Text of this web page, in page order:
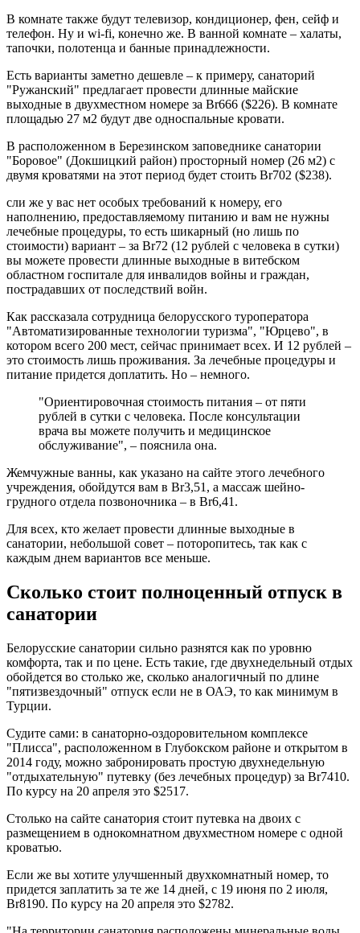
В комнате также будут телевизор, кондиционер, фен, сейф и
телефон. Ну и wi-fi, конечно же. В ванной комнате – халаты,
тапочки, полотенца и банные принадлежности.
Есть варианты заметно дешевле – к примеру, санаторий
"Ружанский" предлагает провести длинные майские
выходные в двухместном номере за Br666 ($226). В комнате
площадью 27 м2 будут две односпальные кровати.
В расположенном в Березинском заповеднике санатории
"Боровое" (Докшицкий район) просторный номер (26 м2) с
двумя кроватями на этот период будет стоить Br702 ($238).
сли же у вас нет особых требований к номеру, его
наполнению, предоставляемому питанию и вам не нужны
лечебные процедуры, то есть шикарный (но лишь по
стоимости) вариант – за Br72 (12 рублей с человека в сутки)
вы можете провести длинные выходные в витебском
областном госпитале для инвалидов войны и граждан,
пострадавших от последствий войн.
Как рассказала сотрудница белорусского туроператора
"Автоматизированные технологии туризма", "Юрцево", в
котором всего 200 мест, сейчас принимает всех. И 12 рублей –
это стоимость лишь проживания. За лечебные процедуры и
питание придется доплатить. Но – немного.
"Ориентировочная стоимость питания – от пяти
рублей в сутки с человека. После консультации
врача вы можете получить и медицинское
обслуживание", – пояснила она.
Жемчужные ванны, как указано на сайте этого лечебного
учреждения, обойдутся вам в Br3,51, а массаж шейно-
грудного отдела позвоночника – в Br6,41.
Для всех, кто желает провести длинные выходные в
санатории, небольшой совет – поторопитесь, так как с
каждым днем вариантов все меньше.
Сколько стоит полноценный отпуск в
санатории
Белорусские санатории сильно разнятся как по уровню
комфорта, так и по цене. Есть такие, где двухнедельный отдых
обойдется во столько же, сколько аналогичный по длине
"пятизвездочный" отпуск если не в ОАЭ, то как минимум в
Турции.
Судите сами: в санаторно-оздоровительном комплексе
"Плисса", расположенном в Глубокском районе и открытом в
2014 году, можно забронировать простую двухнедельную
"отдыхательную" путевку (без лечебных процедур) за Br7410.
По курсу на 20 апреля это $2517.
Столько на сайте санатория стоит путевка на двоих с
размещением в однокомнатном двухместном номере с одной
кроватью.
Если же вы хотите улучшенный двухкомнатный номер, то
придется заплатить за те же 14 дней, с 19 июня по 2 июля,
Br8190. По курсу на 20 апреля это $2782.